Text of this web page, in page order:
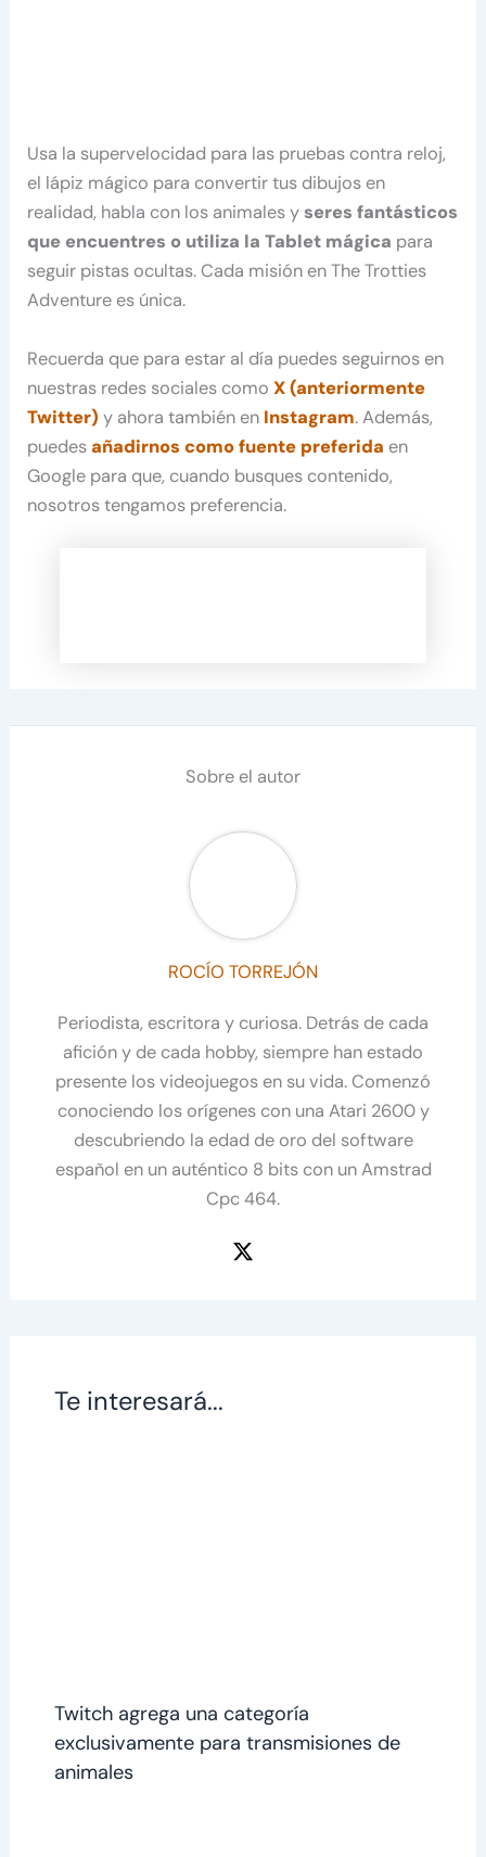
Usa la supervelocidad para las pruebas contra reloj,
el lápiz mágico para convertir tus dibujos en
realidad, habla con los animales yseres fantásticos
que encuentres o utiliza la Tablet mágica para
seguir pistas ocultas. Cada misión en The Trotties
Adventure es única.
Recuerda que para estar al día puedes seguirnos en
nuestras redes sociales comoX (anteriormente
Twitter) y ahora también en Instagram. Además,
puedesañadirnos como fuente preferida en
Google para que, cuando busques contenido,
nosotros tengamos preferencia.
Sobre el autor
ROCÍO TORREJÓN
Periodista, escritora y curiosa. Detrás de cada
afición y de cada hobby, siempre han estado
presente los videojuegos en su vida. Comenzó
conociendo los orígenes con una Atari 2600 y
descubriendo la edad de oro del software
español en un auténtico 8 bits con un Amstrad
Cpc 464.
Te interesará...
Twitch agrega una categoría
exclusivamente para transmisiones de
animales